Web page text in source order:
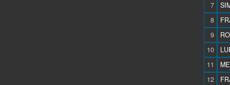
7
8
9
10
11
12